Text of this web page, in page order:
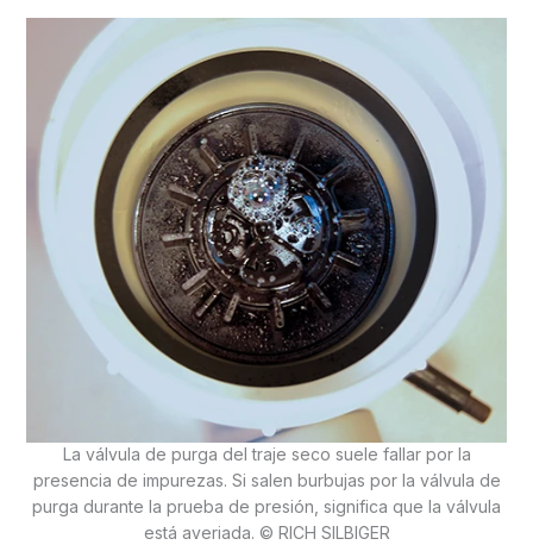
La válvula de purga del traje seco suele fallar por la
presencia de impurezas. Si salen burbujas por la válvula de
purga durante la prueba de presión, significa que la válvula
está averiada. © RICH SILBIGER